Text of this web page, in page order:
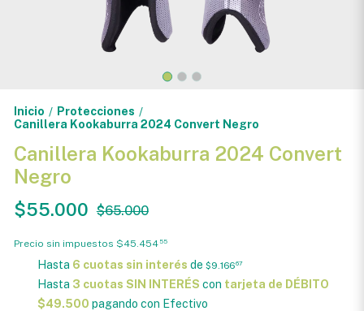
Inicio / Protecciones /
Canillera Kookaburra 2024 Convert Negro
Canillera Kookaburra 2024 Convert
Negro
$55.000 $65.000
Precio sin impuestos $45.45455
Hasta 6 cuotas sin interés de $9.16667
Hasta 3 cuotas SIN INTERÉS con tarjeta de DÉBITO
$49.500 pagando con Efectivo